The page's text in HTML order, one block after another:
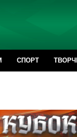
СПОРТ